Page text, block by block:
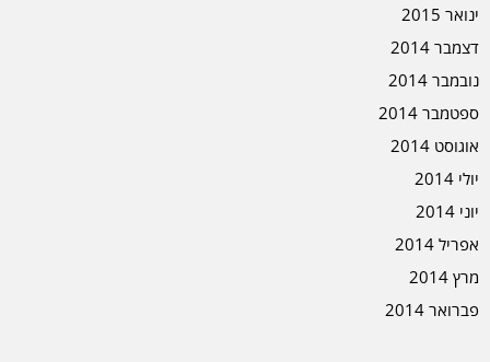
ינואר 2015
דצמבר 2014
נובמבר 2014
ספטמבר 2014
אוגוסט 2014
יולי 2014
יוני 2014
אפריל 2014
מרץ 2014
פברואר 2014